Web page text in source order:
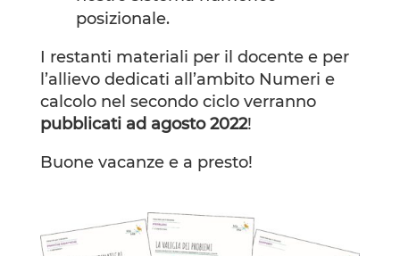
posizionale.
I restanti materiali per il docente e per
l’allievo dedicati all’ambito Numeri e
calcolo nel secondo ciclo verranno
pubblicati ad agosto 2022!
Buone vacanze e a presto!